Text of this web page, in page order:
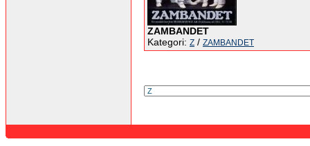
ZAMBANDET
Kategori: Z / ZAMBANDET